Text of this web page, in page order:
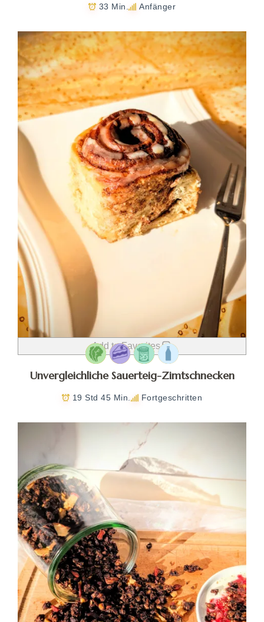
33 Min. Anfänger
Add to Favorites
Unvergleichliche Sauerteig-Zimtschnecken
19 Std 45 Min. Fortgeschritten